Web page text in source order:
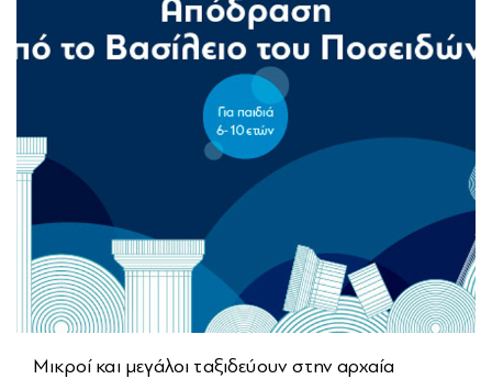
ΝΕΑ
ΕΠΙΚΟΙΝΩΝΙΑ
Μικροί και μεγάλοι ταξιδεύουν στην αρχαία